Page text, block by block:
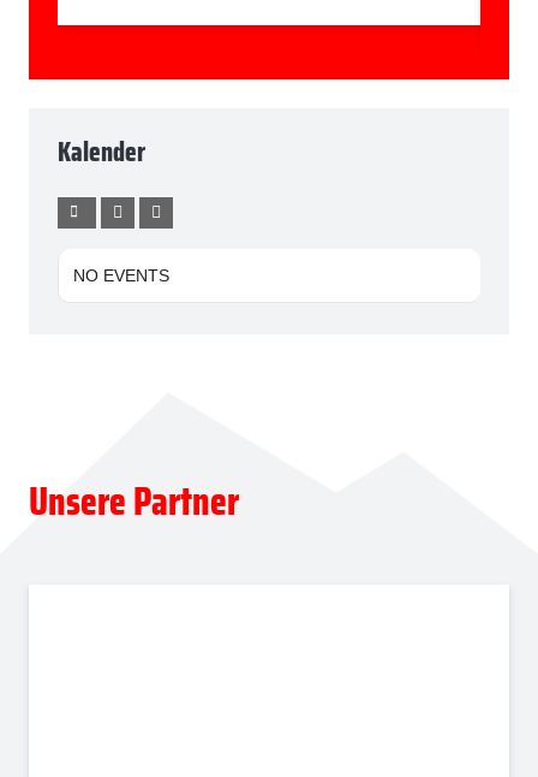
Kalender
NO EVENTS
Unsere Partner